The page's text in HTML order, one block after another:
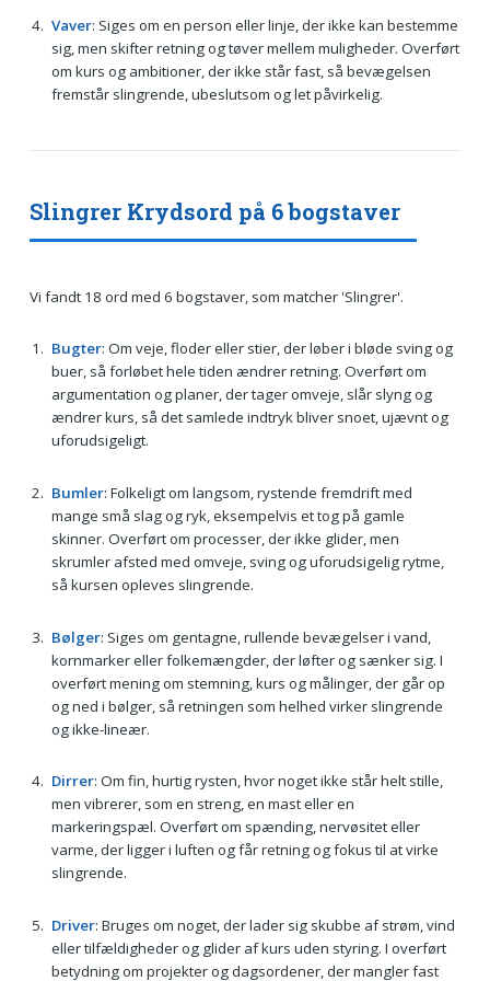
Vaver: Siges om en person eller linje, der ikke kan bestemme
sig, men skifter retning og tøver mellem muligheder. Overført
om kurs og ambitioner, der ikke står fast, så bevægelsen
fremstår slingrende, ubeslutsom og let påvirkelig.
Slingrer Krydsord på 6 bogstaver
Vi fandt 18 ord med 6 bogstaver, som matcher 'Slingrer'.
Bugter: Om veje, floder eller stier, der løber i bløde sving og
buer, så forløbet hele tiden ændrer retning. Overført om
argumentation og planer, der tager omveje, slår slyng og
ændrer kurs, så det samlede indtryk bliver snoet, ujævnt og
uforudsigeligt.
Bumler: Folkeligt om langsom, rystende fremdrift med
mange små slag og ryk, eksempelvis et tog på gamle
skinner. Overført om processer, der ikke glider, men
skrumler afsted med omveje, sving og uforudsigelig rytme,
så kursen opleves slingrende.
Bølger: Siges om gentagne, rullende bevægelser i vand,
kornmarker eller folkemængder, der løfter og sænker sig. I
overført mening om stemning, kurs og målinger, der går op
og ned i bølger, så retningen som helhed virker slingrende
og ikke-lineær.
Dirrer: Om fin, hurtig rysten, hvor noget ikke står helt stille,
men vibrerer, som en streng, en mast eller en
markeringspæl. Overført om spænding, nervøsitet eller
varme, der ligger i luften og får retning og fokus til at virke
slingrende.
Driver: Bruges om noget, der lader sig skubbe af strøm, vind
eller tilfældigheder og glider af kurs uden styring. I overført
betydning om projekter og dagsordener, der mangler fast